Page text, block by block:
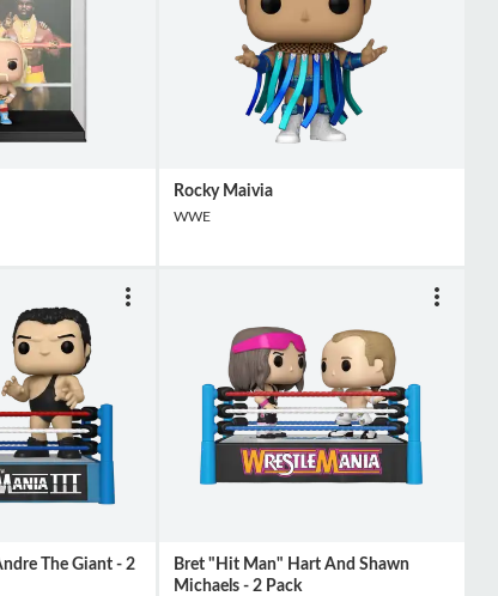
Rocky Maivia
WWE
The Giant - 2
Bret "Hit Man" Hart And Shawn
Michaels - 2 Pack